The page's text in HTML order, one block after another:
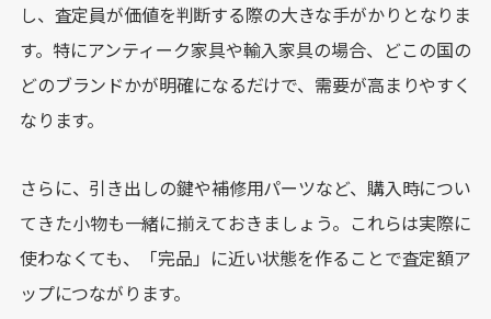
し、査定員が価値を判断する際の大きな手がかりとなりま
す。特にアンティーク家具や輸入家具の場合、どこの国の
どのブランドかが明確になるだけで、需要が高まりやすく
なります。
さらに、引き出しの鍵や補修用パーツなど、購入時につい
てきた小物も一緒に揃えておきましょう。これらは実際に
使わなくても、「完品」に近い状態を作ることで査定額ア
ップにつながります。